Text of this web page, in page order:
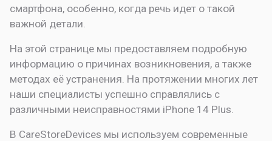
смартфона, особенно, когда речь идет о такой
важной детали.
На этой странице мы предоставляем подробную
информацию о причинах возникновения, а также
методах её устранения. На протяжении многих лет
наши специалисты успешно справлялись с
различными неисправностями iPhone 14 Plus.
В CareStoreDevices мы используем современные